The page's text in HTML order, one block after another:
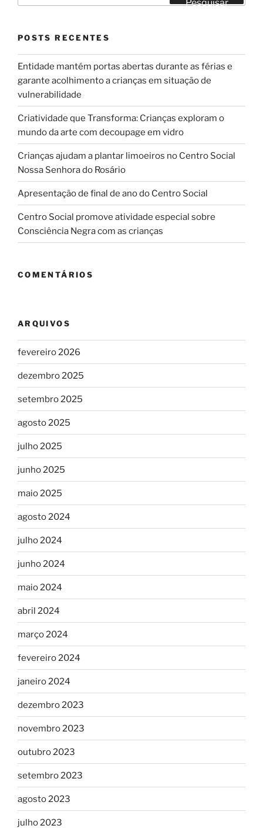
Pesquisar
POSTS RECENTES
Entidade mantém portas abertas durante as férias e
garante acolhimento a crianças em situação de
vulnerabilidade
Criatividade que Transforma: Crianças exploram o
mundo da arte com decoupage em vidro
Crianças ajudam a plantar limoeiros no Centro Social
Nossa Senhora do Rosário
Apresentação de final de ano do Centro Social
Centro Social promove atividade especial sobre
Consciência Negra com as crianças
COMENTÁRIOS
ARQUIVOS
fevereiro 2026
dezembro 2025
setembro 2025
agosto 2025
julho 2025
junho 2025
maio 2025
agosto 2024
julho 2024
junho 2024
maio 2024
abril 2024
março 2024
fevereiro 2024
janeiro 2024
dezembro 2023
novembro 2023
outubro 2023
setembro 2023
agosto 2023
julho 2023